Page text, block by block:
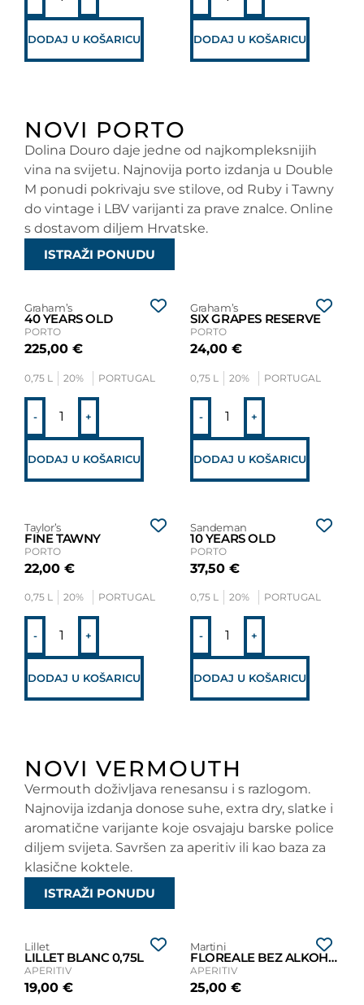
DODAJ U KOŠARICU DODAJ U KOŠARICU
NOVI PORTO
Dolina Douro daje jedne od najkompleksnijih
vina na svijetu. Najnovija porto izdanja u Double
M ponudi pokrivaju sve stilove, od Ruby i Tawny
do vintage i LBV varijanti za prave znalce. Online
s dostavom diljem Hrvatske.
ISTRAŽI PONUDU
Graham’s
40 YEARS OLD
PORTO
225,00 €
0,75 L 20% PORTUGAL
- +
DODAJ U KOŠARICU
Graham’s
SIX GRAPES RESERVE
PORTO
24,00 €
0,75 L 20% PORTUGAL
- +
DODAJ U KOŠARICU
Taylor’s
FINE TAWNY
PORTO
22,00 €
0,75 L 20% PORTUGAL
- +
DODAJ U KOŠARICU
Sandeman
10 YEARS OLD
PORTO
37,50 €
0,75 L 20% PORTUGAL
- +
DODAJ U KOŠARICU
NOVI VERMOUTH
Vermouth doživljava renesansu i s razlogom.
Najnovija izdanja donose suhe, extra dry, slatke i
aromatične varijante koje osvajaju barske police
diljem svijeta. Savršen za aperitiv ili kao baza za
klasične koktele.
ISTRAŽI PONUDU
Lillet
LILLET BLANC 0,75L
APERITIV
19,00 €
Martini
FLOREALE BEZ ALKOHOLA
APERITIV
25,00 €